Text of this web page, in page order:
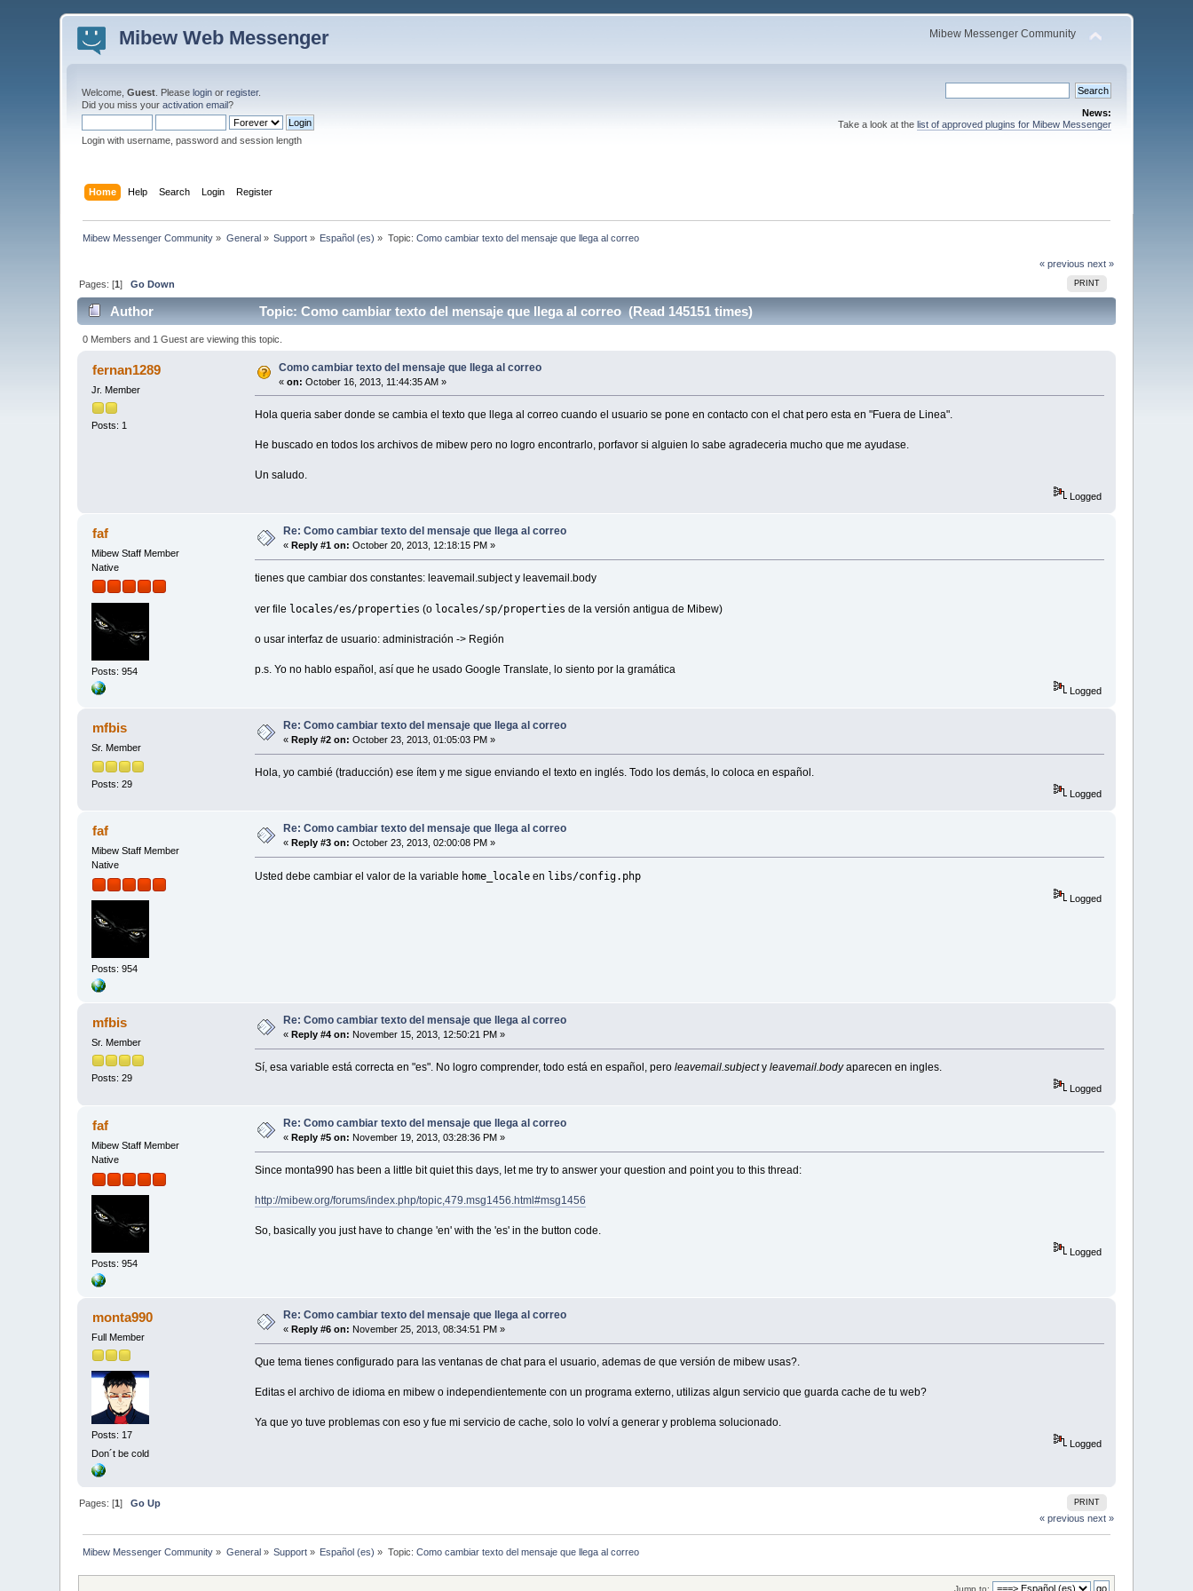
Mibew Web Messenger Mibew Messenger Community
Welcome,Guest . Pleaselogin orregister.
Did you miss youractivation email?
Login with username, password and session length
News:
Take a look at the list of approved plugins for Mibew Messenger
Home Help Search Login Register
Mibew Messenger Community » General» Support » Español (es) » Topic: Como cambiar texto del mensaje que llega al correo
« previous next »
PRINT
Pages: [1]Go Down
Author Topic: Como cambiar texto del mensaje que llega al correo (Read 145151 times)
0 Members and 1 Guest are viewing this topic.
fernan1289
Jr. Member
Posts: 1
Como cambiar texto del mensaje que llega al correo
«on: October 16, 2013, 11:44:35 AM »
Hola queria saber donde se cambia el texto que llega al correo cuando el usuario se pone en contacto con el chat pero esta en "Fuera de Linea".
He buscado en todos los archivos de mibew pero no logro encontrarlo, porfavor si alguien lo sabe agradeceria mucho que me ayudase.
Un saludo.
Logged
faf
Mibew Staff Member
Native
Posts: 954
Re: Como cambiar texto del mensaje que llega al correo
«Reply #1 on: October 20, 2013, 12:18:15 PM »
tienes que cambiar dos constantes: leavemail.subject y leavemail.body
ver file locales/es/properties (o locales/sp/properties de la versión antigua de Mibew)
o usar interfaz de usuario: administración -> Región
p.s. Yo no hablo español, así que he usado Google Translate, lo siento por la gramática
Logged
mfbis
Sr. Member
Posts: 29
Re: Como cambiar texto del mensaje que llega al correo
« Reply #2 on: October 23, 2013, 01:05:03 PM »
Hola, yo cambié (traducción) ese ítem y me sigue enviando el texto en inglés. Todo los demás, lo coloca en español.
Logged
faf
Mibew Staff Member
Native
Posts: 954
Re: Como cambiar texto del mensaje que llega al correo
« Reply #3 on: October 23, 2013, 02:00:08 PM »
Usted debe cambiar el valor de la variable home_localeen libs/config.php
Logged
mfbis
Sr. Member
Posts: 29
Re: Como cambiar texto del mensaje que llega al correo
«Reply #4 on: November 15, 2013, 12:50:21 PM »
Sí, esa variable está correcta en "es". No logro comprender, todo está en español, peroleavemail.subjectyleavemail.bodyaparecen en ingles.
Logged
faf
Mibew Staff Member
Native
Posts: 954
Re: Como cambiar texto del mensaje que llega al correo
« Reply #5 on: November 19, 2013, 03:28:36 PM »
Since monta990 has been a little bit quiet this days, let me try to answer your question and point you to this thread:
http://mibew.org/forums/index.php/topic,479.msg1456.html#msg1456
So, basically you just have to change 'en' with the 'es' in the button code.
Logged
monta990
Full Member
Posts: 17
Don´t be cold
Re: Como cambiar texto del mensaje que llega al correo
«Reply #6 on: November 25, 2013, 08:34:51 PM »
Que tema tienes configurado para las ventanas de chat para el usuario, ademas de que versión de mibew usas?.
Editas el archivo de idioma en mibew o independientemente con un programa externo, utilizas algun servicio que guarda cache de tu web?
Ya que yo tuve problemas con eso y fue mi servicio de cache, solo lo volví a generar y problema solucionado.
Logged
PRINT
Pages: [1]Go Up
« previous next »
Mibew Messenger Community » General» Support » Español (es) » Topic: Como cambiar texto del mensaje que llega al correo
Jump to: